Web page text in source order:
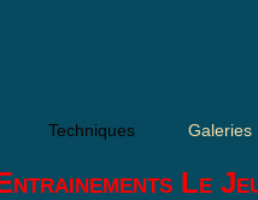
Techniques
Galeries
Le